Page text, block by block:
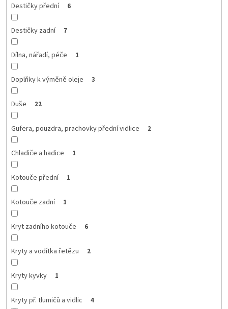
Destičky přední 6
Destičky zadní 7
Dílna, nářadí, péče 1
Doplňky k výměně oleje 3
Duše 22
Gufera, pouzdra, prachovky přední vidlice 2
Chladiče a hadice 1
Kotouče přední 1
Kotouče zadní 1
Kryt zadního kotouče 6
Kryty a vodítka řetězu 2
Kryty kyvky 1
Kryty př. tlumičů a vidlic 4